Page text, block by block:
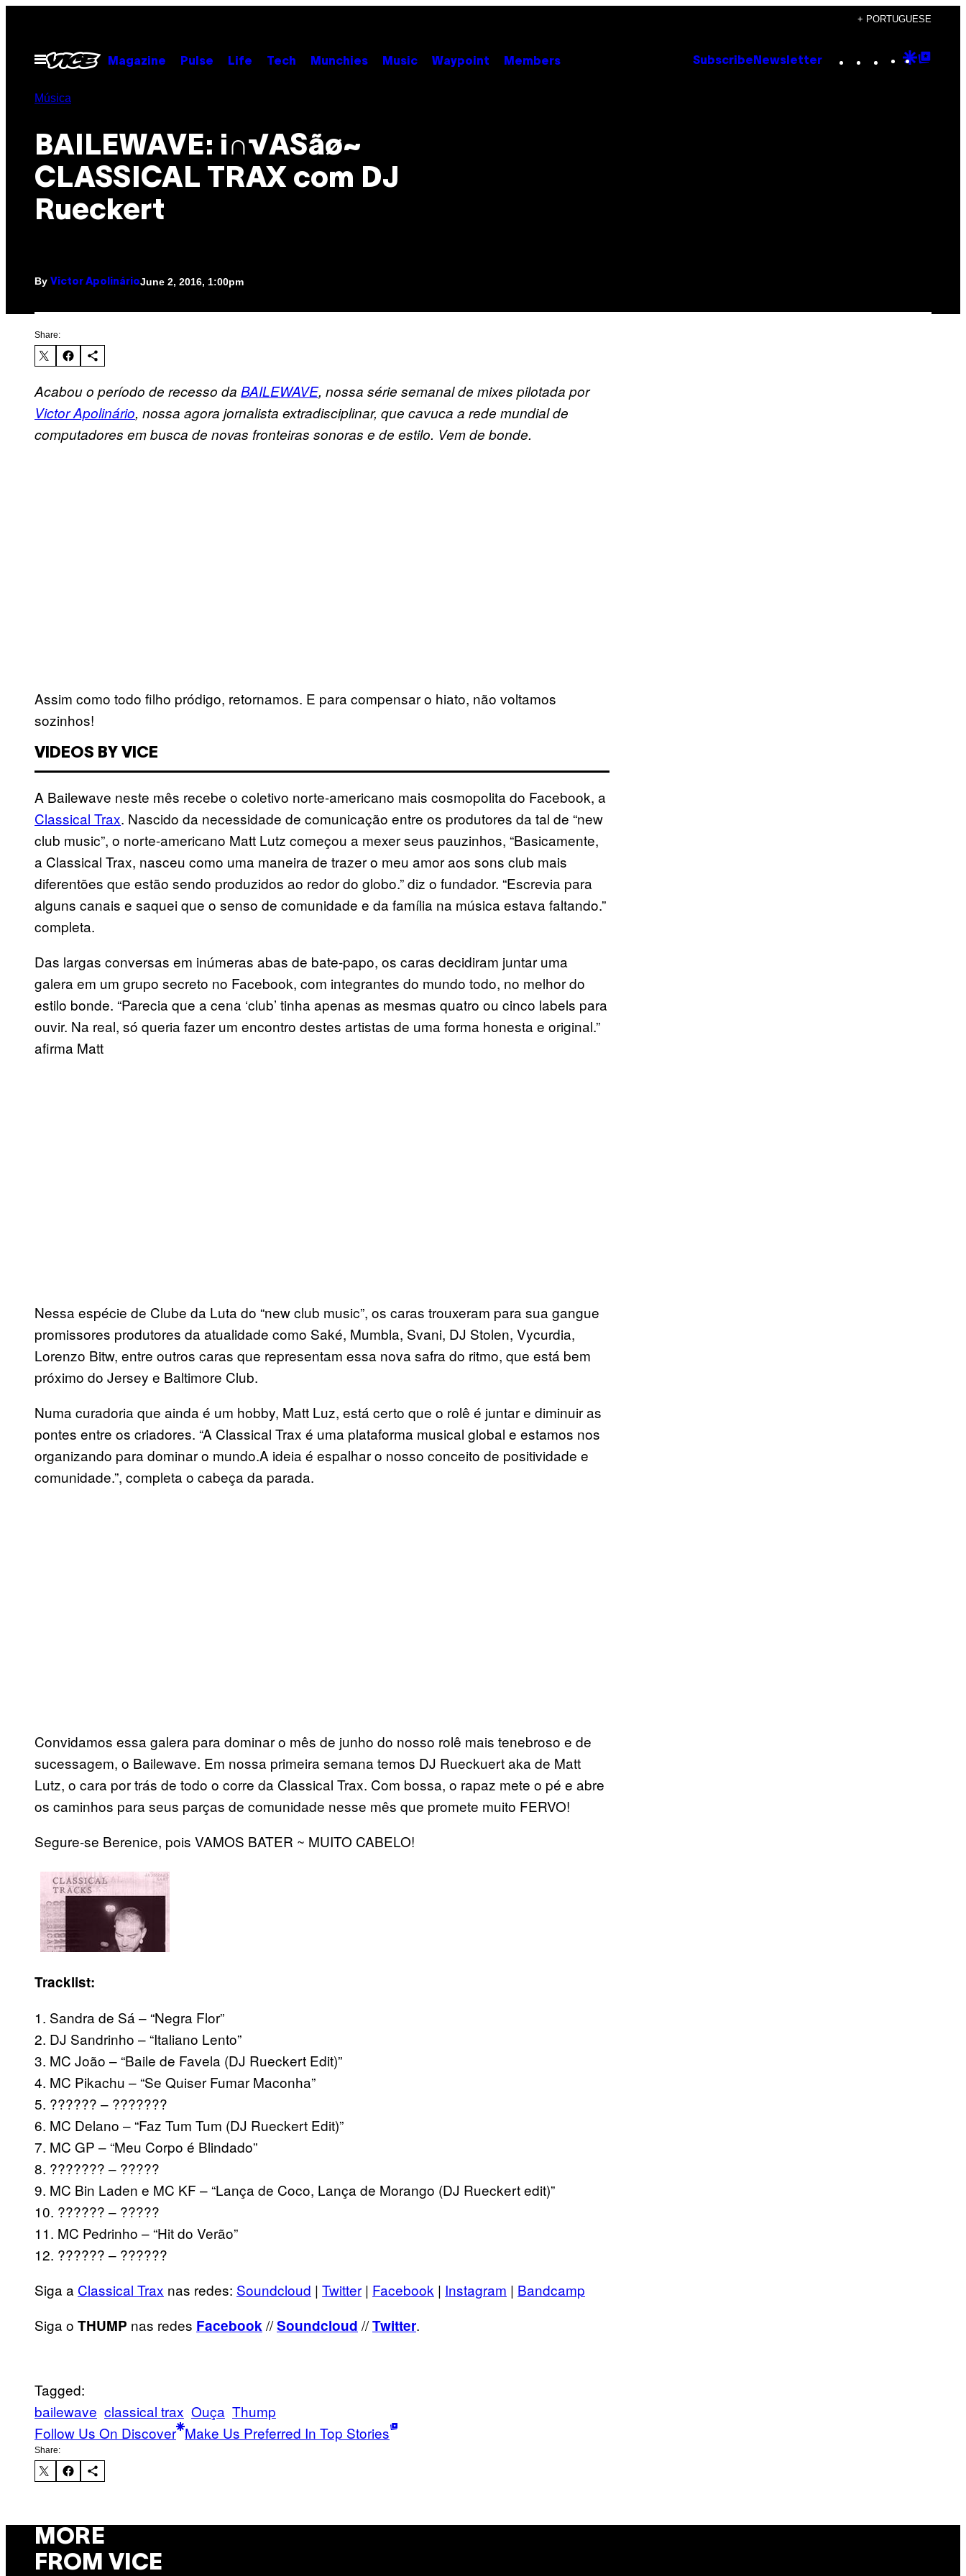
content
+ PORTUGUESE
Open
Menu
Magazine Pulse Life Tech Munchies Music Waypoint Members Subscribe Newsletter Instagram
TikTok
YouTube
Google
Música
BAILEWAVE: i∩√ASãø~
CLASSICAL TRAX com DJ
Rueckert
By Victor ApolinárioJune 2, 2016, 1:00pm
Share:
Acabou o período de recesso da BAILEWAVE, nossa série semanal de mixes pilotada por
Victor Apolinário, nossa agora jornalista extradisciplinar, que cavuca a rede mundial de
computadores em busca de novas fronteiras sonoras e de estilo. Vem de bonde.
Assim como todo filho pródigo, retornamos. E para compensar o hiato, não voltamos
sozinhos!
VIDEOS BY VICE
A Bailewave neste mês recebe o coletivo norte-americano mais cosmopolita do Facebook, a
Classical Trax. Nascido da necessidade de comunicação entre os produtores da tal de “new
club music”, o norte-americano Matt Lutz começou a mexer seus pauzinhos, “Basicamente,
a Classical Trax, nasceu como uma maneira de trazer o meu amor aos sons club mais
diferentões que estão sendo produzidos ao redor do globo.” diz o fundador. “Escrevia para
alguns canais e saquei que o senso de comunidade e da família na música estava faltando.”
completa.
Das largas conversas em inúmeras abas de bate-papo, os caras decidiram juntar uma
galera em um grupo secreto no Facebook, com integrantes do mundo todo, no melhor do
estilo bonde. “Parecia que a cena ‘club’ tinha apenas as mesmas quatro ou cinco labels para
ouvir. Na real, só queria fazer um encontro destes artistas de uma forma honesta e original.”
afirma Matt
Nessa espécie de Clube da Luta do “new club music”, os caras trouxeram para sua gangue
promissores produtores da atualidade como Saké, Mumbla, Svani, DJ Stolen, Vycurdia,
Lorenzo Bitw, entre outros caras que representam essa nova safra do ritmo, que está bem
próximo do Jersey e Baltimore Club.
Numa curadoria que ainda é um hobby, Matt Luz, está certo que o rolê é juntar e diminuir as
pontes entre os criadores. “A Classical Trax é uma plataforma musical global e estamos nos
organizando para dominar o mundo.A ideia é espalhar o nosso conceito de positividade e
comunidade.”, completa o cabeça da parada.
Convidamos essa galera para dominar o mês de junho do nosso rolê mais tenebroso e de
sucessagem, o Bailewave. Em nossa primeira semana temos DJ Rueckuert aka de Matt
Lutz, o cara por trás de todo o corre da Classical Trax. Com bossa, o rapaz mete o pé e abre
os caminhos para seus parças de comunidade nesse mês que promete muito FERVO!
Segure-se Berenice, pois VAMOS BATER ~ MUITO CABELO!
Tracklist:
1. Sandra de Sá – “Negra Flor”
2. DJ Sandrinho – “Italiano Lento”
3. MC João – “Baile de Favela (DJ Rueckert Edit)”
4. MC Pikachu – “Se Quiser Fumar Maconha”
5. ?????? – ???????
6. MC Delano – “Faz Tum Tum (DJ Rueckert Edit)”
7. MC GP – “Meu Corpo é Blindado”
8. ??????? – ?????
9. MC Bin Laden e MC KF – “Lança de Coco, Lança de Morango (DJ Rueckert edit)”
10. ?????? – ?????
11. MC Pedrinho – “Hit do Verão”
12. ?????? – ??????
Siga a Classical Trax nas redes: Soundcloud | Twitter | Facebook | Instagram | Bandcamp
Siga o THUMP nas redes Facebook//Soundcloud //Twitter.
Tagged:
bailewave classical trax Ouça Thump
Follow Us On Discover Make Us Preferred In Top Stories
Share:
MORE
FROM VICE